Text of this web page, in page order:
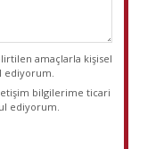
amaçlarla kişisel
ediyorum.
bilgilerime ticari
ediyorum.